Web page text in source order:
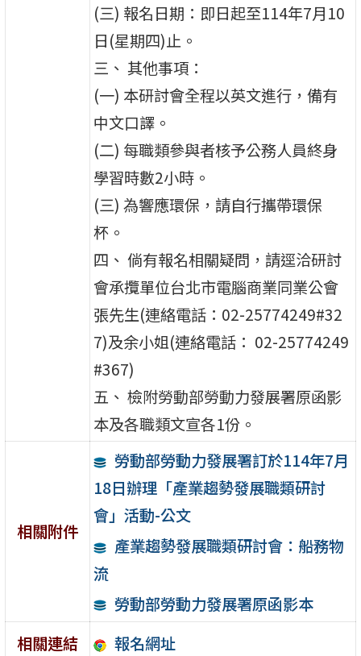
(三) 報名日期：即日起至114年7月10
日(星期四)止。
三、 其他事項：
(一) 本研討會全程以英文進行，備有
中文口譯。
(二) 每職類參與者核予公務人員終身
學習時數2小時。
(三) 為響應環保，請自行攜帶環保
杯。
四、 倘有報名相關疑問，請逕洽研討
會承攬單位台北市電腦商業同業公會
張先生(連絡電話：02-25774249#32
7)及余小姐(連絡電話： 02-25774249
#367)
五、 檢附勞動部勞動力發展署原函影
本及各職類文宣各1份。
相關附件
勞動部勞動力發展署訂於114年7月
18日辦理「產業趨勢發展職類研討
會」活動-公文
產業趨勢發展職類研討會：船務物
流
勞動部勞動力發展署原函影本
相關連結
報名網址